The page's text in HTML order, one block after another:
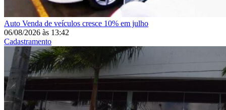
Auto Venda de veículos cresce 10% em julho
06/08/2026 às 13:42
Cadastramento